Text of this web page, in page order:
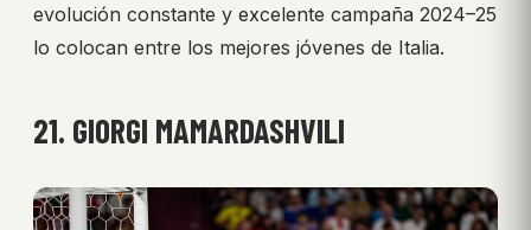
evolución constante y excelente campaña 2024–25
lo colocan entre los mejores jóvenes de Italia.
21. GIORGI MAMARDASHVILI